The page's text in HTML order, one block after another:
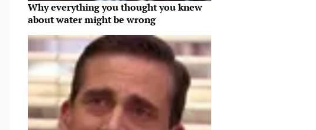
Why everything you thought you knew
about water might be wrong